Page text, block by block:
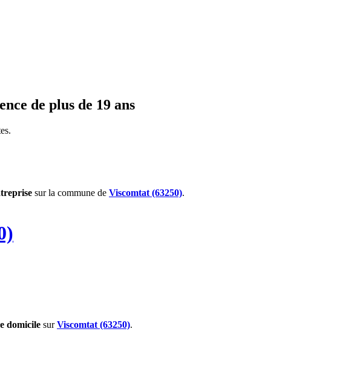
de plus de 19 ans
sur la commune de Viscomtat (63250).
domicile surViscomtat (63250).